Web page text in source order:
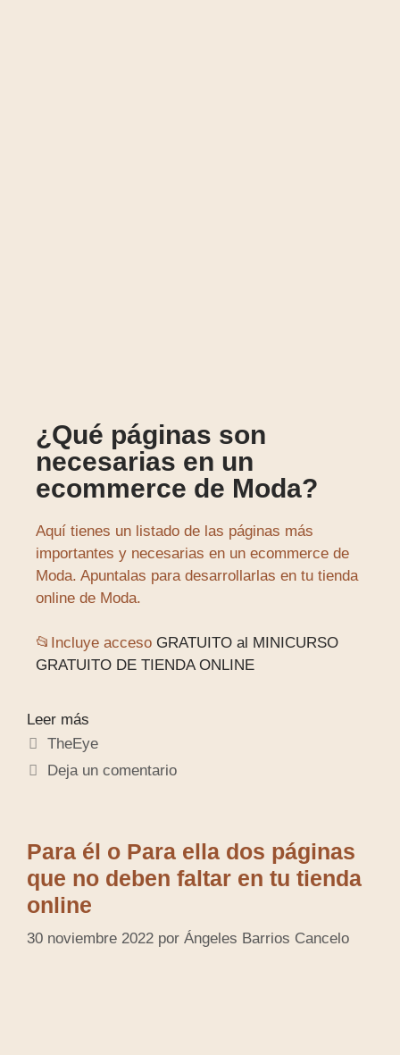
¿Qué páginas son
necesarias en un
ecommerce de Moda?
Aquí tienes un listado de las páginas más
importantes y necesarias en un ecommerce de
Moda. Apuntalas para desarrollarlas en tu tienda
online de Moda.
📂Incluye acceso GRATUITO al MINICURSO
GRATUITO DE TIENDA ONLINE
Leer más
TheEye
Deja un comentario
Para él o Para ella dos páginas
que no deben faltar en tu tienda
online
30 noviembre 2022 por Ángeles Barrios Cancelo